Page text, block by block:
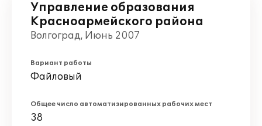
Управление образования
Красноармейского района
Волгоград, Июнь 2007
Вариант работы
Файловый
Общее число автоматизированных рабочих мест
38